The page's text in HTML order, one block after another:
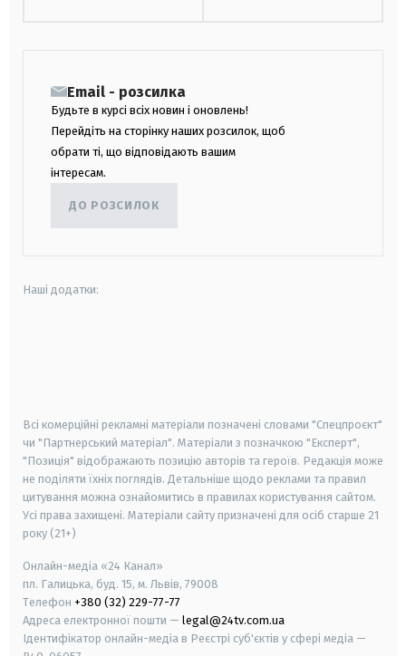
Email - розсилка
Будьте в курсі всіх новин і оновлень!
Перейдіть на сторінку наших розсилок, щоб
обрати ті, що відповідають вашим
інтересам.
ДО РОЗСИЛОК
Наші додатки:
Всі комерційні рекламні матеріали позначені словами "Спецпроєкт"
чи "Партнерський матеріал". Матеріали з позначкою "Експерт",
"Позиція" відображають позицію авторів та героїв. Редакція може
не поділяти їхніх поглядів. Детальніше щодо реклами та правил
цитування можна ознайомитись в правилах користування сайтом.
Усі права захищені. Матеріали сайту призначені для осіб старше 21
року (21+)
Онлайн-медіа «24 Канал»
пл. Галицька, буд. 15, м. Львів, 79008
Телефон +380 (32) 229-77-77
Адреса електронної пошти — legal@24tv.com.ua
Ідентифікатор онлайн-медіа в Реєстрі суб'єктів у сфері медіа —